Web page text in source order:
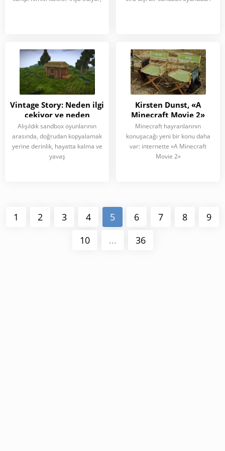
Vintage Story: Neden ilgi
çekiyor ve neden
Minecraft ile
karşılaştırılıyor?
Alışıldık sandbox oyunlarının
arasında, doğrudan kopyalamak
yerine derinlik, hayatta kalma ve
yavaş
Kirsten Dunst, «A
Minecraft Movie 2»
setinden fotoğraf
paylaştı
Minecraft hayranlarının
konuşacağı yeni bir konu daha
var: internette «A Minecraft
Movie 2»
1 2 3 4 5 6 7 8
9
10
... 36